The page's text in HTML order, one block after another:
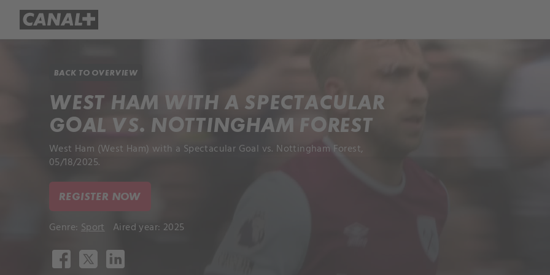
BACK TO OVERVIEW
WEST HAM WITH A SPECTACULAR
GOAL VS. NOTTINGHAM FOREST
West Ham (West Ham) with a Spectacular Goal vs. Nottingham Forest,
05/18/2025.
REGISTER NOW
Genre: Sport Aired year: 2025